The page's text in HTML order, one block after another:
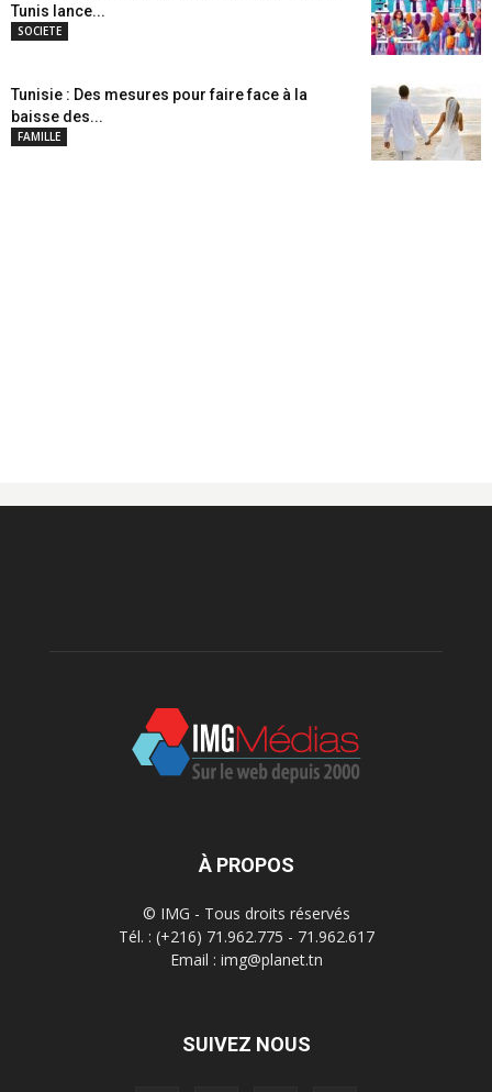
Tunis lance...
SOCIETE
Tunisie : Des mesures pour faire face à la
baisse des...
FAMILLE
À PROPOS
© IMG - Tous droits réservés
Tél. : (+216) 71.962.775 - 71.962.617
Email : img@planet.tn
SUIVEZ NOUS